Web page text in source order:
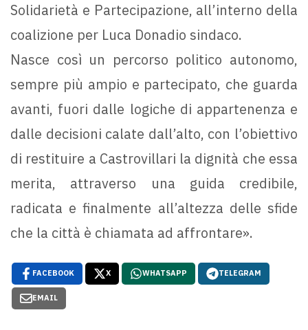
Solidarietà e Partecipazione, all’interno della
coalizione per Luca Donadio sindaco.
Nasce così un percorso politico autonomo,
sempre più ampio e partecipato, che guarda
avanti, fuori dalle logiche di appartenenza e
dalle decisioni calate dall’alto, con l’obiettivo
di restituire a Castrovillari la dignità che essa
merita, attraverso una guida credibile,
radicata e finalmente all’altezza delle sfide
che la città è chiamata ad affrontare».
FACEBOOK X WHATSAPP TELEGRAM
EMAIL